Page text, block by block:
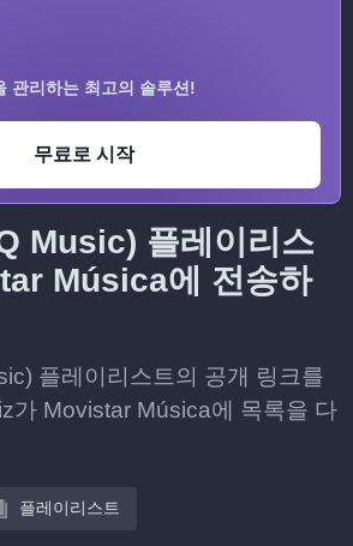
관리하는 최고의 솔루션!
무료로 시작
Music) 플레이리스
Música에 전송하
플레이리스트의 공개 링크를
가 Movistar Música에 목록을 다
플레이리스트